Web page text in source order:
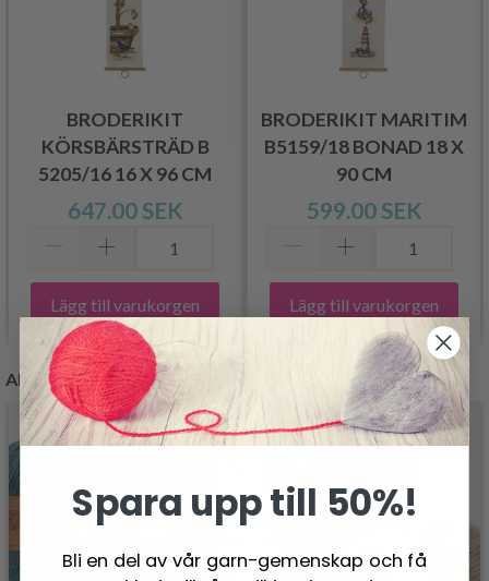
BRODERIKIT
KÖRSBÄRSTRÄD B
5205/16 16 X 96 CM
647.00 SEK
Lägg till varukorgen
BRODERIKIT MARITIM
B5159/18 BONAD 18 X
90 CM
599.00 SEK
Lägg till varukorgen
ANDRA KUNDER KÖPTE
Spara upp till 50%!
Bli en del av vår garn-gemenskap och få